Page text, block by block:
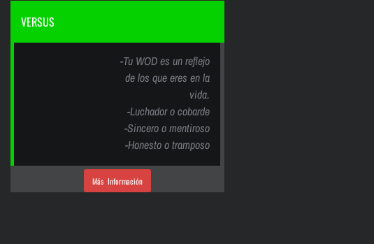
VERSUS
-Tu WOD es un reflejo
de los que eres en la
vida.
-Luchador o cobarde
-Sincero o mentiroso
-Honesto o tramposo
Más Información